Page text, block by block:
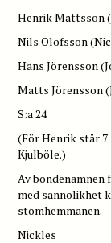
Henrik Mattsson
Nils Olofsson
Hans Jörensson
Matts Jörensson
S:a 24
(För Henrik står 7
Kjulböle.)
Av bondenamnen
med sannolikhet
stomhemmanen.
Nickles